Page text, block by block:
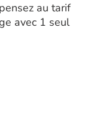
au tarif
avec 1 seul